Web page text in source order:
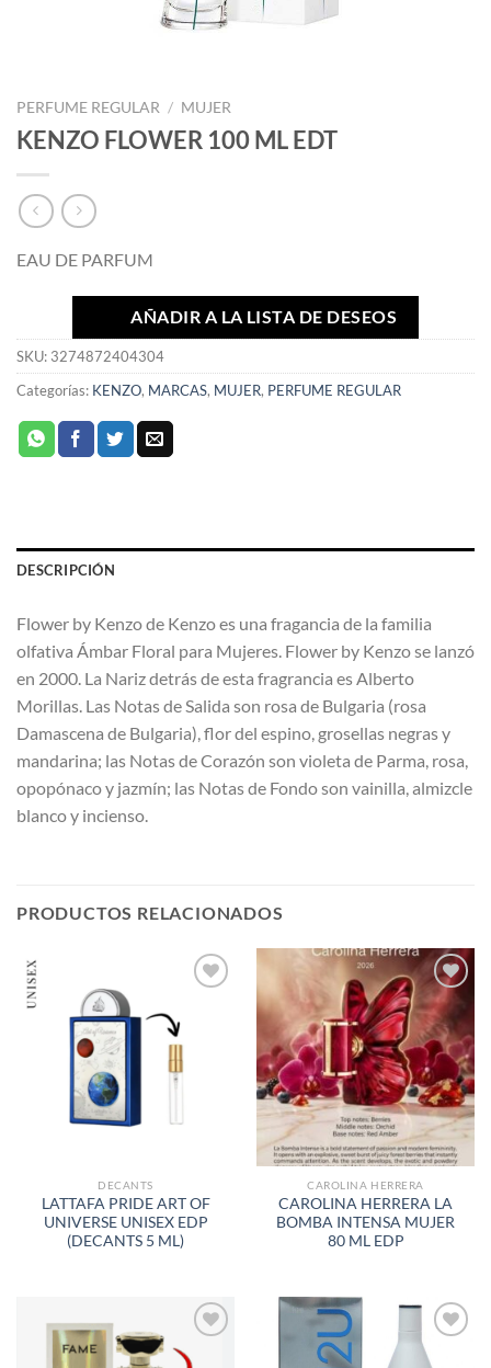
PERFUME REGULAR / MUJER
KENZO FLOWER 100 ML EDT
EAU DE PARFUM
AÑADIR A LA LISTA DE DESEOS
SKU: 3274872404304
Categorías: KENZO, MARCAS, MUJER, PERFUME REGULAR
DESCRIPCIÓN
Flower by Kenzo de Kenzo es una fragancia de la familia
olfativa Ámbar Floral para Mujeres. Flower by Kenzo se lanzó
en 2000. La Nariz detrás de esta fragrancia es Alberto
Morillas. Las Notas de Salida son rosa de Bulgaria (rosa
Damascena de Bulgaria), flor del espino, grosellas negras y
mandarina; las Notas de Corazón son violeta de Parma, rosa,
opopónaco y jazmín; las Notas de Fondo son vainilla, almizcle
blanco y incienso.
PRODUCTOS RELACIONADOS
A LA
LISTA
DE
DESEOS
DECANTS
LATTAFA PRIDE ART OF
UNIVERSE UNISEX EDP
(DECANTS 5 ML)
AÑADIR
A LA
LISTA
DE
DESEOS
CAROLINA HERRERA
CAROLINA HERRERA LA
BOMBA INTENSA MUJER
80 ML EDP
AÑADIR
AÑADIR